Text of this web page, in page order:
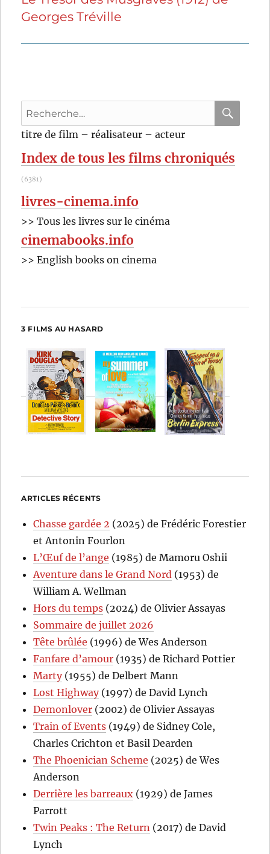
suivante :
Georges Tréville
Recherche
pour
:
titre de film – réalisateur – acteur
Index de tous les films chroniqués
(6381)
livres-cinema.info
>> Tous les livres sur le cinéma
cinemabooks.info
>> English books on cinema
3 FILMS AU HASARD
ARTICLES RÉCENTS
Chasse gardée 2 (2025) de Frédéric Forestier
et Antonin Fourlon
L’Œuf de l’ange (1985) de Mamoru Oshii
Aventure dans le Grand Nord (1953) de
William A. Wellman
Hors du temps (2024) de Olivier Assayas
Sommaire de juillet 2026
Tête brûlée (1996) de Wes Anderson
Fanfare d’amour (1935) de Richard Pottier
Marty(1955) de Delbert Mann
Lost Highway(1997) de David Lynch
Demonlover (2002) de Olivier Assayas
Train of Events (1949) de Sidney Cole,
Charles Crichton et Basil Dearden
The Phoenician Scheme (2025) de Wes
Anderson
Derrière les barreaux (1929) de James
Parrott
Twin Peaks : The Return (2017) de David
Lynch